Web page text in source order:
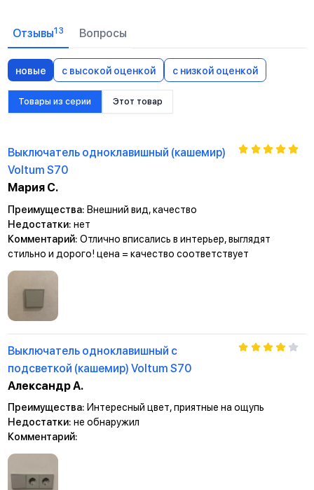
Отзывы13 Вопросы
новые с высокой оценкой с низкой оценкой
Товары из серии Этот товар
Выключатель одноклавишный (кашемир)
Voltum S70
Мария С.
Преимущества: Внешний вид, качество
Недостатки: нет
Комментарий: Отлично вписались в интерьер, выглядят
стильно и дорого! цена = качество соответствует
Выключатель одноклавишный с
подсветкой (кашемир) Voltum S70
Александр А.
Преимущества: Интересный цвет, приятные на ощупь
Недостатки: не обнаружил
Комментарий: